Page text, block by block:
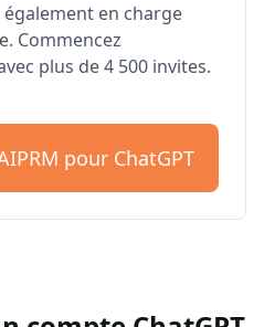
en charge
Commencez
plus de 4 500 invites.
pour ChatGPT